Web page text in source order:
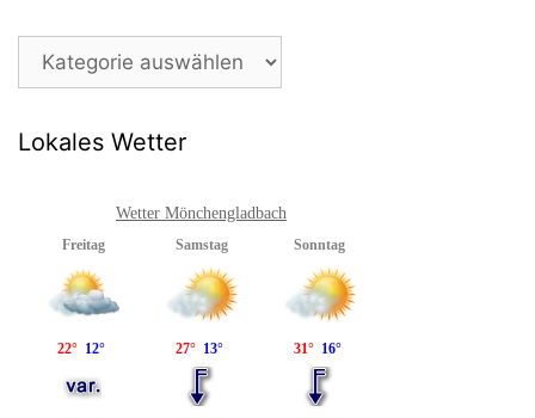
Beitragsarchiv
Lokales Wetter
Wetter Mönchengladbach